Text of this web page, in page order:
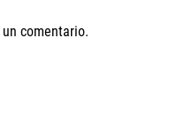
comentario.